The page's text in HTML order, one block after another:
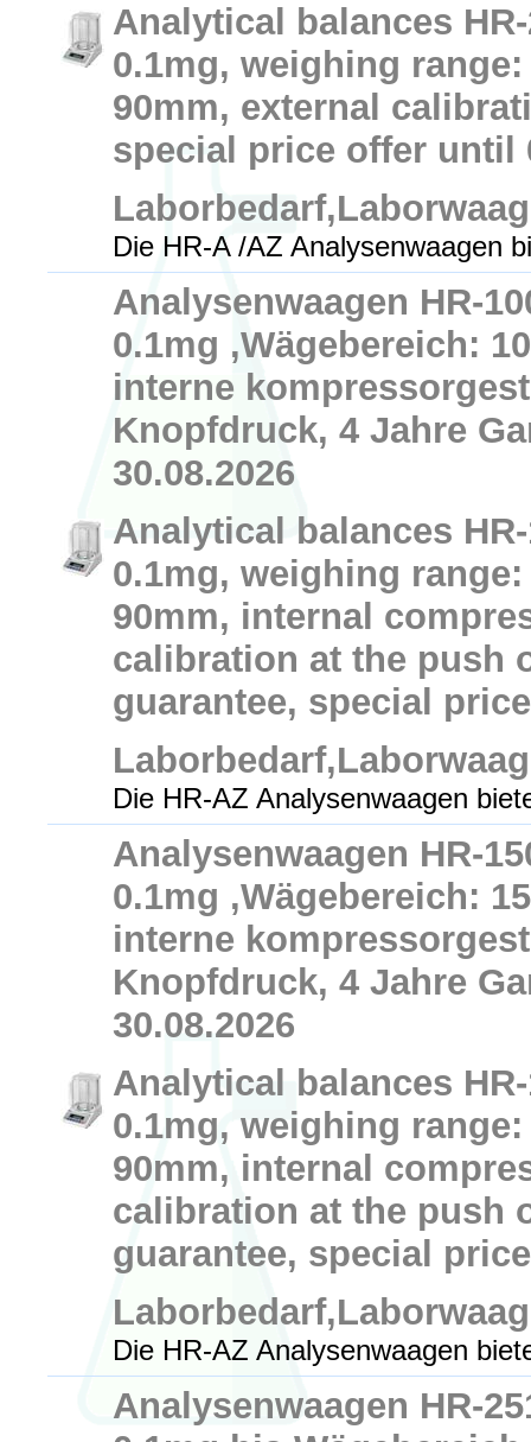
Analytical balances
0.1mg, weighing
90mm, external
special price offer until
Die HR-A /AZ Analysenwaagen
Analysenwaagen HR-
0.1mg ,Wägebereich:
interne
Knopfdruck, 4 Jahre
30.08.2026
Analytical balances
0.1mg, weighing
90mm, internal
calibration at the push
guarantee, special
Die HR-AZ Analysenwaagen
Analysenwaagen HR-
0.1mg ,Wägebereich:
interne
Knopfdruck, 4 Jahre
30.08.2026
Analytical balances
0.1mg, weighing
90mm, internal
calibration at the push
guarantee, special
Die HR-AZ Analysenwaagen
Analysenwaagen HR-